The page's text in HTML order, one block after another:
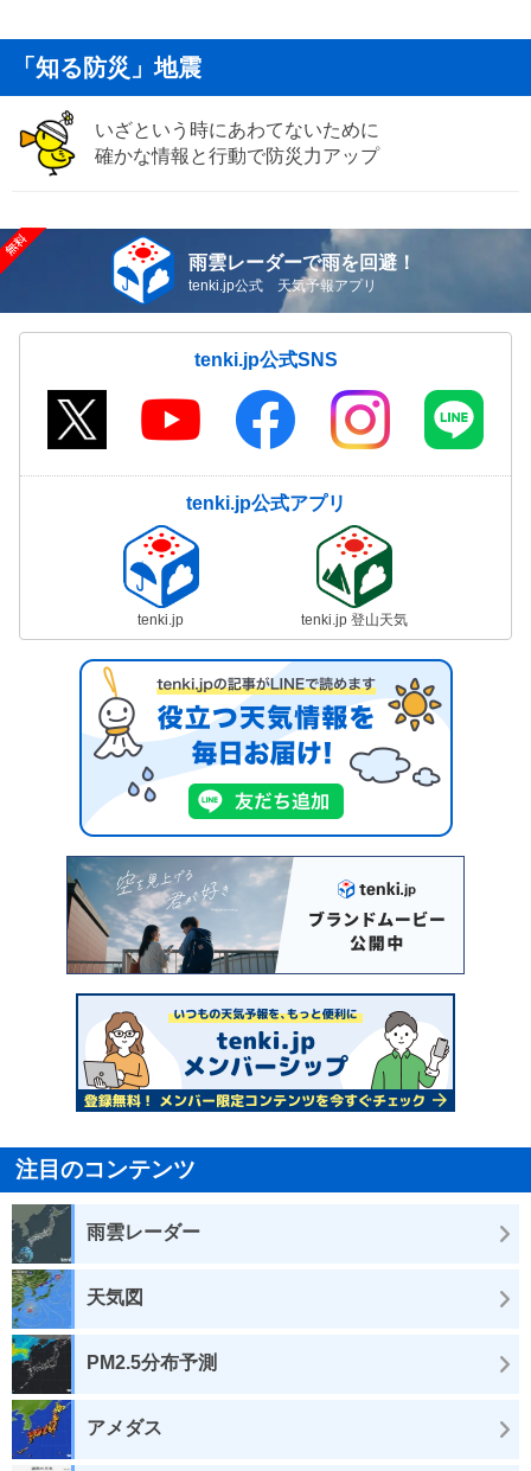
「知る防災」地震
いざという時にあわてないために
確かな情報と行動で防災力アップ
雨雲レーダーで雨を回避！
tenki.jp公式 天気予報アプリ
tenki.jp公式SNS
tenki.jp公式アプリ
tenki.jp tenki.jp 登山天気
注目のコンテンツ
雨雲レーダー
天気図
PM2.5分布予測
アメダス